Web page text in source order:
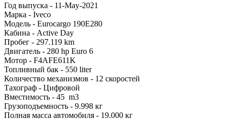
Год выпуска - 11-May-2021
Марка - Iveco
Модель - Eurocargo 190E280
Кабина - Active Day
Пробег - 297.119 km
Двигатель - 280 hp Euro 6
Мотор - F4AFE611K
Топливный бак - 550 liter
Количество механизмов - 12 скоростей
Тахограф - Цифровой
Вместимость - 45 m3
Грузоподъемность - 9.998 кг
Полная масса автомобиля - 19.000 кг